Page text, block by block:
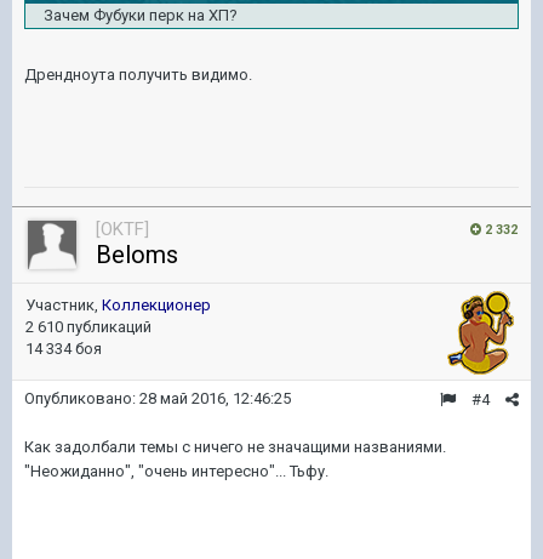
Зачем Фубуки перк на ХП?
Дрендноута получить видимо.
2 332
[OKTF]
Beloms
Участник, Коллекционер
2 610 публикаций
14 334 боя
#4
Опубликовано: 28 май 2016, 12:46:25
Как задолбали темы с ничего не значащими названиями.
"Неожиданно", "очень интересно"... Тьфу.